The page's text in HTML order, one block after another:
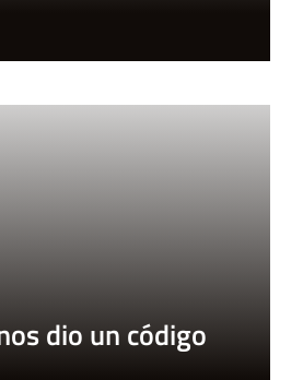
dio un código